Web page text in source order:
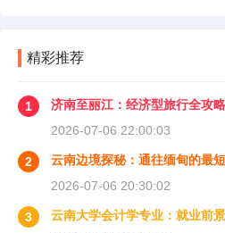
精彩推荐
1
济南至丽江：经济型旅行全攻略
2026-07-06 22:00:03
2
云南边境探秘：通往缅甸的最
2026-07-06 20:30:02
3
云南大学会计学专业：就业前